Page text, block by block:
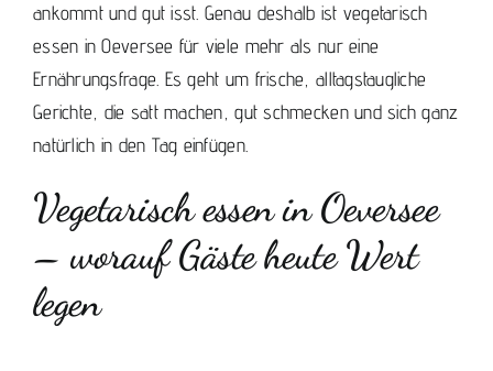
ankommt und gut isst. Genau deshalb ist vegetarisch
essen in Oeversee für viele mehr als nur eine
Ernährungsfrage. Es geht um frische, alltagstaugliche
Gerichte, die satt machen, gut schmecken und sich ganz
natürlich in den Tag einfügen.
Vegetarisch essen in Oeversee
– worauf Gäste heute Wert
legen